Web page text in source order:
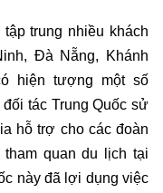
trung nhiều khách
Đà Nẵng, Khánh
hiện tượng một số
tác Trung Quốc sử
hỗ trợ cho các đoàn
tham quan du lịch tại
này đã lợi dụng việc